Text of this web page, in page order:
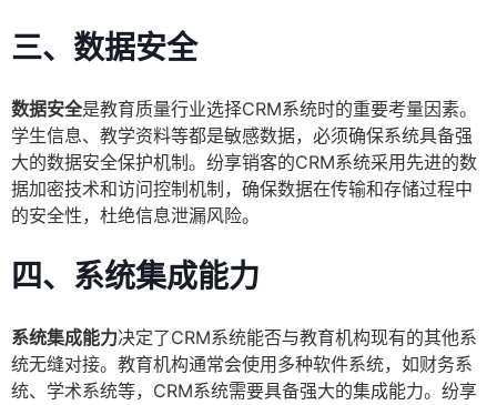
三、数据安全
数据安全是教育质量行业选择CRM系统时的重要考量因素。
学生信息、教学资料等都是敏感数据，必须确保系统具备强
大的数据安全保护机制。纷享销客的CRM系统采用先进的数
据加密技术和访问控制机制，确保数据在传输和存储过程中
的安全性，杜绝信息泄漏风险。
四、系统集成能力
系统集成能力决定了CRM系统能否与教育机构现有的其他系
统无缝对接。教育机构通常会使用多种软件系统，如财务系
统、学术系统等，CRM系统需要具备强大的集成能力。纷享